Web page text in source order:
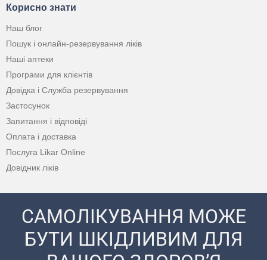
Корисно знати
Наш блог
Пошук і онлайн-резервування ліків
Наші аптеки
Програми для клієнтів
Довідка і Служба резервування
Застосунок
Запитання і відповіді
Оплата і доставка
Послуга Likar Online
Довідник ліків
САМОЛІКУВАННЯ МОЖЕ
БУТИ ШКІДЛИВИМ ДЛЯ